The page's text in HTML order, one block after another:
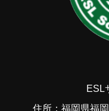
ESL
住所：福岡県福